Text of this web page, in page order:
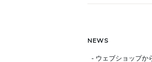
NEWS
- ウェブショップか